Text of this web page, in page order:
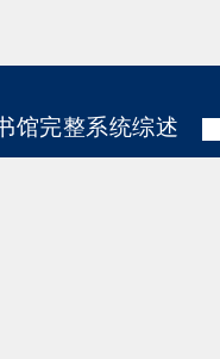
馆完整系统综述